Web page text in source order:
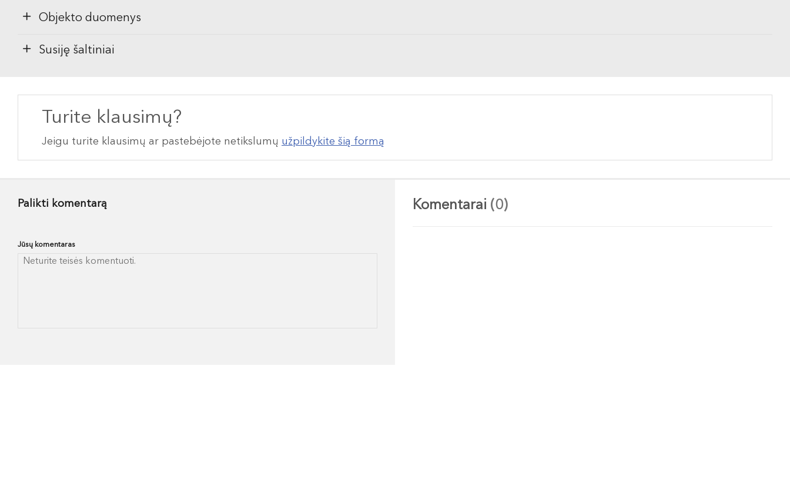
Objekto duomenys
Susiję šaltiniai
Turite klausimų?
Jeigu turite klausimų ar pastebėjote netikslumų užpildykite šią formą
Palikti komentarą
Jūsų komentaras
Komentarai (0)